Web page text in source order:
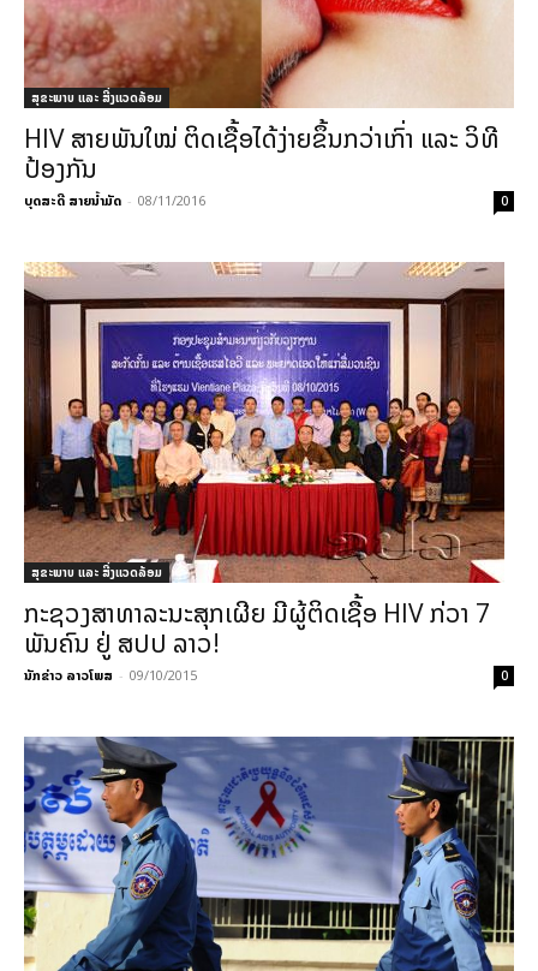
ສຸຂະພາບ ແລະ ສີ່ງແວດລ້ອມ
HIV ສາຍພັນໃໝ່ ຕິດເຊື້ອໄດ້ງ່າຍຂຶ້ນກວ່າເກົ່າ ແລະ ວິທີ
ປ້ອງກັນ
ບຸດສະດີ ສາຍນ້ຳມັດ - 08/11/2016 0
ສຸຂະພາບ ແລະ ສີ່ງແວດລ້ອມ
ກະຊວງສາທາລະນະສຸກເຜີຍ ມີຜູ້ຕິດເຊື້ອ HIV ກ່ວາ 7
ພັນຄົນ ຢູ່ ສປປ ລາວ!
ນັກຂ່າວ ລາວໂພສ - 09/10/2015 0